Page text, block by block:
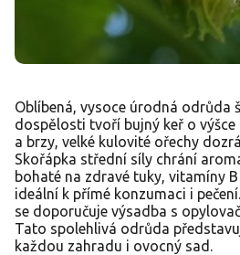
Oblíbená, vysoce úrodná odrůda
dospělosti tvoří bujný keř o výšce
a brzy, velké kulovité ořechy
Skořápka střední síly chrání
bohaté na zdravé tuky, vitamíny
ideální k přímé konzumaci i
se doporučuje výsadba s
Tato spolehlivá odrůda
každou zahradu i ovocný sad.